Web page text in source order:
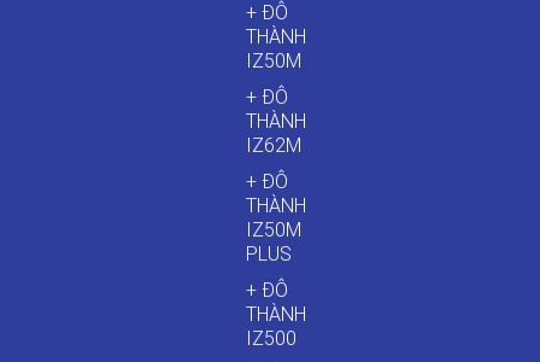
+ ĐÔ
THÀNH
IZ50M
+ ĐÔ
THÀNH
IZ62M
+ ĐÔ
THÀNH
IZ50M
PLUS
+ ĐÔ
THÀNH
IZ500